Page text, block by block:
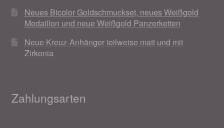
Neues Bicolor Goldschmuckset, neues Weißgold
Medaillon und neue Weißgold Panzerketten
Neue Kreuz-Anhänger teilweise matt und mit
Zirkonia
Zahlungsarten